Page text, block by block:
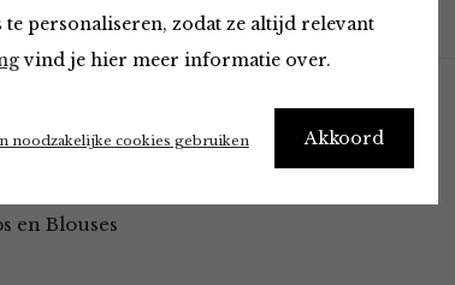
personaliseren, zodat ze altijd relevant
vind je hier meer informatie over.
Akkoord
noodzakelijke cookies gebruiken
en Blouses